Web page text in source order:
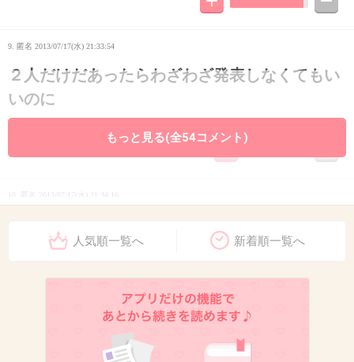
9. 匿名 2013/07/17(水) 21:33:54
２人だけだあったらわざわざ発表しなくてもい
いのに
10. 匿名 2013/07/17(水) 21:34:16
やめたほうが良いよー。
+22
もっと見る(全54コメント)
人気順一覧へ 新着順一覧へ